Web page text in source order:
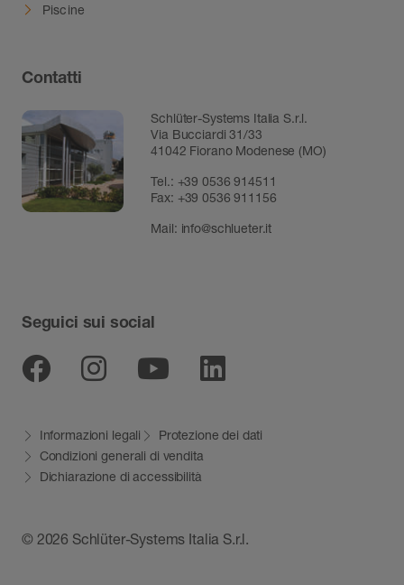
Piscine
Contatti
Schlüter-Systems Italia S.r.l.
Via Bucciardi 31/33
41042 Fiorano Modenese (MO)
Tel.: +39 0536 914511
Fax: +39 0536 911156
Mail: info@schlueter.it
Seguici sui social
Facebook
Instagram
YoutubeLinkedin
© 2026 Schlüter-Systems Italia S.r.l.
Informazioni legali
Protezione dei dati
Condizioni generali di vendita
Dichiarazione di accessibilità